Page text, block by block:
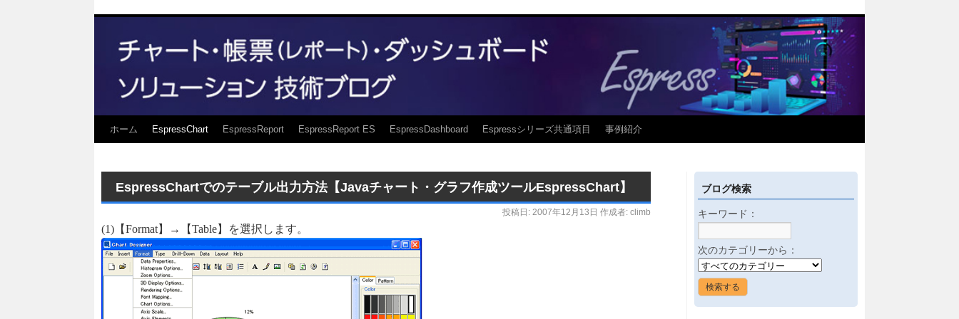
ホーム EspressChart EspressReport EspressReport ES EspressDashboard Espressシリーズ共通項目 事例紹介
EspressChartでのテーブル出力方法【Javaチャート・グラフ作成ツールEspressChart】
投稿日: 2007年12月13日 作成者: climb
(1)【Format】→【Table】を選択します。
ブログ検索
キーワード：
次のカテゴリーから：